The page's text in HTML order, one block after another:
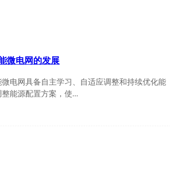
微电网的发展
电网具备自主学习、自适应调整和持续优化能
能源配置方案，使...